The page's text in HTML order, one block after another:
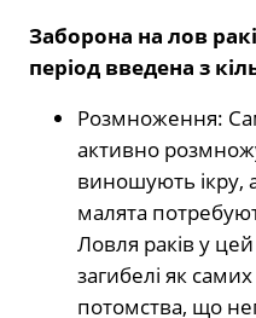
Заборона на лов
період введена з
Розмноження:
активно
виношують ікру,
малята
Ловля раків у
загибелі як
потомства, що